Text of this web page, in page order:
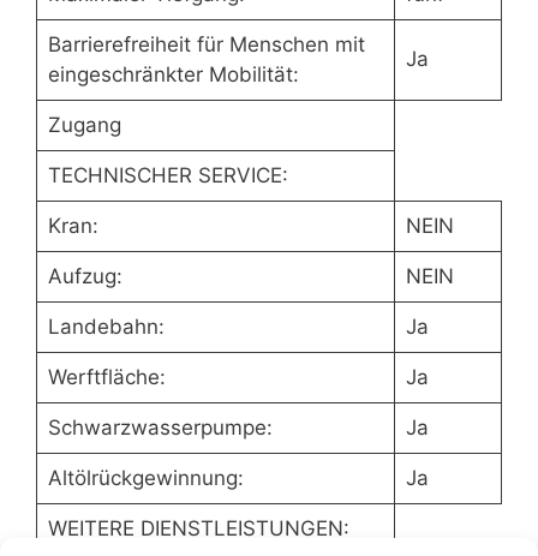
Barrierefreiheit für Menschen mit
eingeschränkter Mobilität:
Ja
Zugang
TECHNISCHER SERVICE:
Kran: NEIN
Aufzug: NEIN
Landebahn: Ja
Werftfläche: Ja
Schwarzwasserpumpe: Ja
Altölrückgewinnung: Ja
WEITERE DIENSTLEISTUNGEN: